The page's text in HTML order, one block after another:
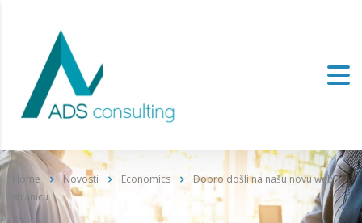
Home Novosti Economics
Dobro došli na našu novu web
stranicu